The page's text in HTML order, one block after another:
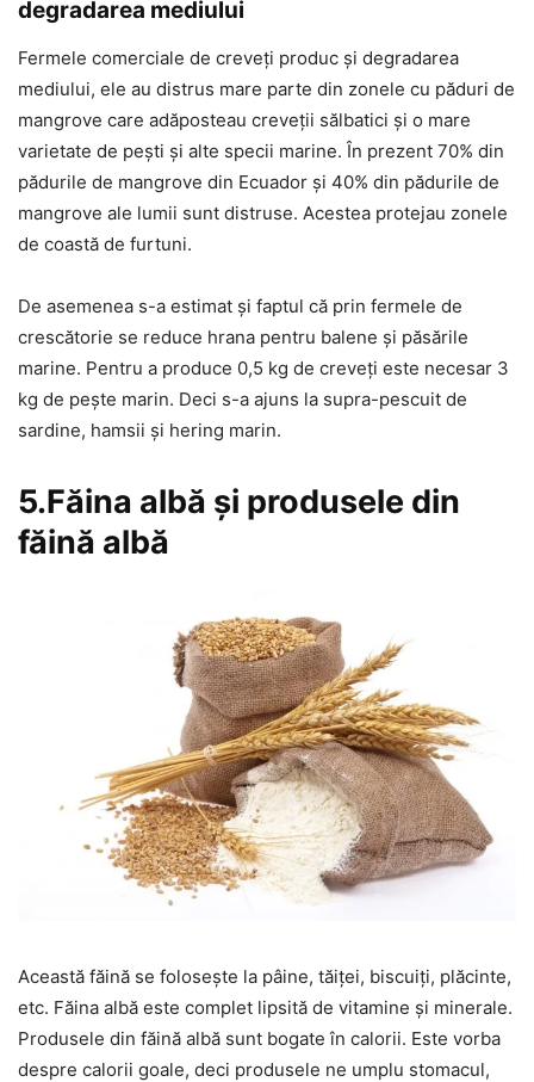
degradarea mediului
Fermele comerciale de creveți produc și degradarea
mediului, ele au distrus mare parte din zonele cu păduri de
mangrove care adăposteau creveții sălbatici și o mare
varietate de pești și alte specii marine. În prezent 70% din
pădurile de mangrove din Ecuador și 40% din pădurile de
mangrove ale lumii sunt distruse. Acestea protejau zonele
de coastă de furtuni.
De asemenea s-a estimat și faptul că prin fermele de
crescătorie se reduce hrana pentru balene și păsările
marine. Pentru a produce 0,5 kg de creveți este necesar 3
kg de pește marin. Deci s-a ajuns la supra-pescuit de
sardine, hamsii și hering marin.
5.Făina albă și produsele din
făină albă
Această făină se folosește la pâine, tăiței, biscuiți, plăcinte,
etc. Făina albă este complet lipsită de vitamine și minerale.
Produsele din făină albă sunt bogate în calorii. Este vorba
despre calorii goale, deci produsele ne umplu stomacul,